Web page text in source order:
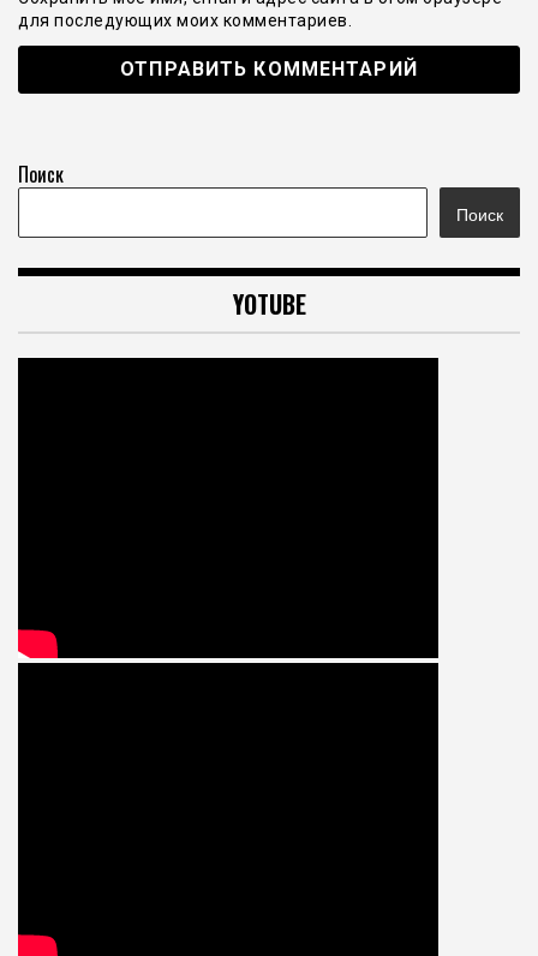
для последующих моих комментариев.
Поиск
Поиск
YOTUBE